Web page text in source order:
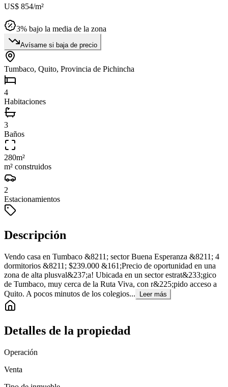
US$ 854/m²
3% bajo la media de la zona
Avísame si baja de precio
Tumbaco, Quito, Provincia de Pichincha
4
Habitaciones
3
Baños
280m²
m² construidos
2
Estacionamientos
Descripción
Vendo casa en Tumbaco &8211; sector Buena Esperanza &8211; 4
dormitorios &8211; $239.000 &161;Precio de oportunidad en una
zona de alta plusval&237;a! Ubicada en un sector estrat&233;gico
de Tumbaco, muy cerca de la Ruta Viva, con r&225;pido acceso a
Quito. A pocos minutos de los colegios...
Leer más
Detalles de la propiedad
Operación
Venta